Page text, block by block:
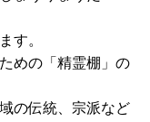
す。
めの「精霊棚」の
の伝統、宗派など